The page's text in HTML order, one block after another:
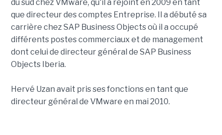
du sud chez VMware, qu'il a rejoint en 2009 en tant
que directeur des comptes Entreprise. Il a débuté sa
carrière chez SAP Business Objects où il a occupé
différents postes commerciaux et de management
dont celui de directeur général de SAP Business
Objects Iberia.
Hervé Uzan avait pris ses fonctions en tant que
directeur général de VMware en mai 2010.